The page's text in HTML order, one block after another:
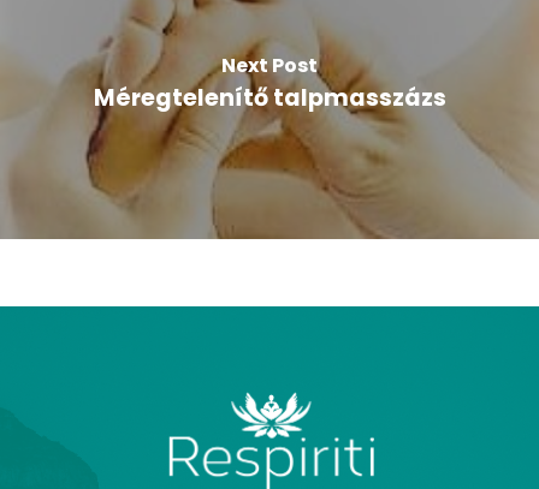
Next Post
Méregtelenítő talpmasszázs